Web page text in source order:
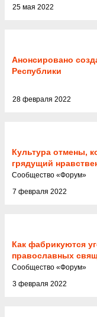
25 мая 2022
Анонсировано
Республики
28 февраля 2022
Культура отмены,
грядущий
7 февраля 2022
Cообщество «Форум»
Как фабрикуются
православных
3 февраля 2022
Cообщество «Форум»